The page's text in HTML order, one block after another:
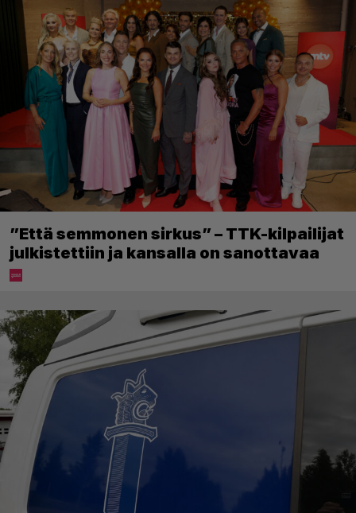
”Että semmonen sirkus” – TTK-kilpailijat
julkistettiin ja kansalla on sanottavaa